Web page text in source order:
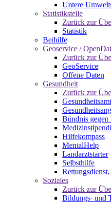
Untere
Statistikstelle
Zurück zur
Statistik
Beihilfe
Geoservice /
Zurück zur
GeoService
Offene Daten
Gesundheit
Zurück zur
Gesundheitsamt
Bündnis gegen
Hilfekompass
MentalHelp
Landarztstarter
Selbsthilfe
Soziales
Zurück zur
Bildungs- und